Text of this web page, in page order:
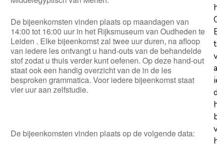
De bijeenkomsten vinden plaats op maandagen van
14:00 tot 16:00 uur in het Rijksmuseum van Oudheden te
Leiden . Elke bijeenkomst zal twee uur duren, na afloop
van iedere les ontvangt u hand-outs van de behandelde
stof zodat u thuis verder kunt oefenen. Op deze hand-out
staat ook een handig overzicht van de in de les
besproken grammatica. Voor iedere bijeenkomst staat
vier uur aan zelfstudie.
De bijeenkomsten vinden plaats op de volgende data: